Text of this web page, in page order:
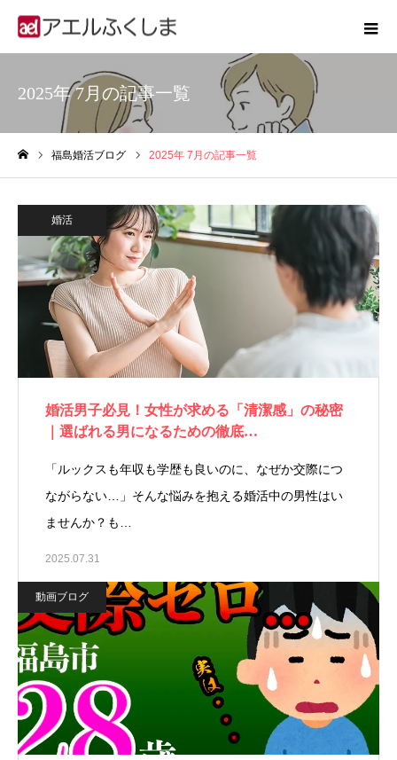
2025年 7月の記事一覧
福島婚活ブログ 2025年 7月の記事一覧
婚活
婚活男子必見！女性が求める「清潔感」の秘密
｜選ばれる男になるための徹底…
「ルックスも年収も学歴も良いのに、なぜか交際につ
ながらない…」そんな悩みを抱える婚活中の男性はい
ませんか？も…
2025.07.31
動画ブログ